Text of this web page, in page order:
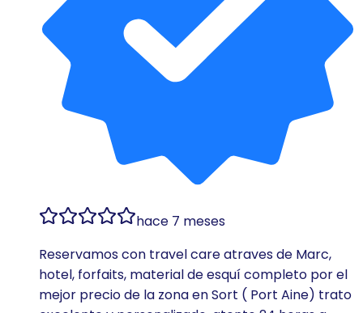
hace 7 meses
Reservamos con travel care atraves de Marc,
hotel, forfaits, material de esquí completo por el
mejor precio de la zona en Sort ( Port Aine) trato